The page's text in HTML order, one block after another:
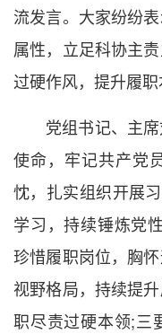
流发言。大家纷纷
属性，立足科协主
过硬作风，提升履职
党组书记、主
使命，牢记共产党
忱，扎实组织开展
学习，持续锤炼党
珍惜履职岗位，胸
视野格局，持续提
职尽责过硬本领;三